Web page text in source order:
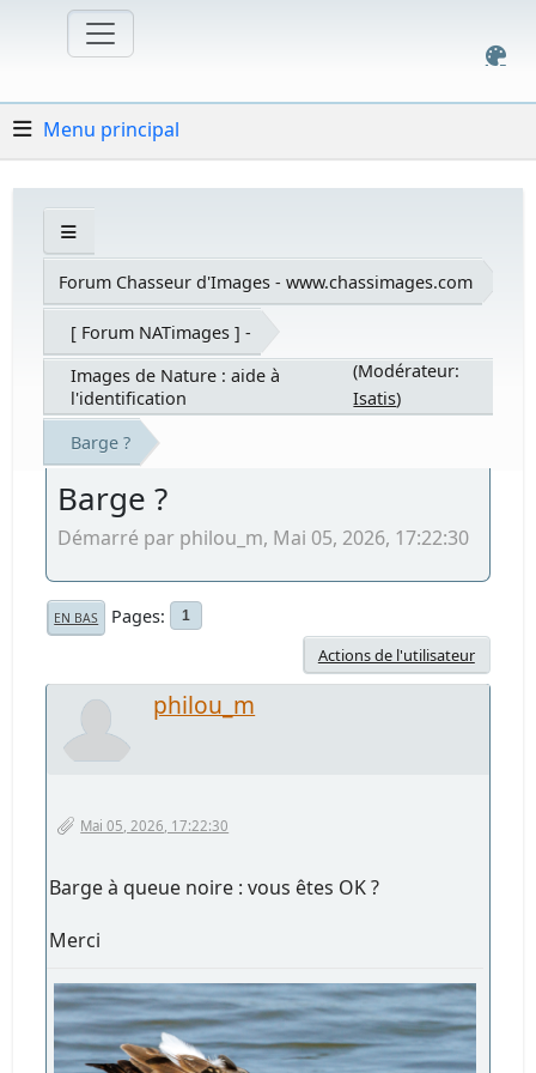
Menu principal
Forum Chasseur d'Images - www.chassimages.com
[ Forum NATimages ] -
Images de Nature : aide à
l'identification
(Modérateur:
Isatis)
Barge ?
Barge ?
Démarré par philou_m, Mai 05, 2026, 17:22:30
EN BAS Pages 1
Actions de l'utilisateur
philou_m
Mai 05, 2026, 17:22:30
Barge à queue noire : vous êtes OK ?
Merci